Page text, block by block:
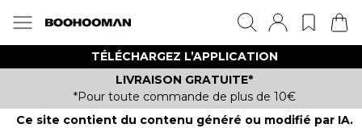
TÉLÉCHARGEZ L’APPLICATION
LIVRAISON GRATUITE*
*Pour toute commande de plus de 10€
Ce site contient du contenu généré ou modifié par IA.